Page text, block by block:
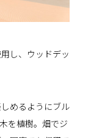
し、ウッドデッ
めるようにブル
を植樹。畑でジ